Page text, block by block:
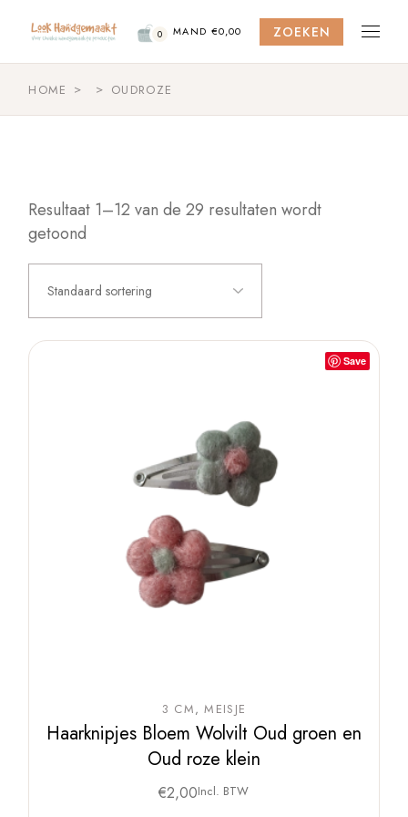
content
0 MAND €0,00 ZOEKEN
HOME OUDROZE
Resultaat 1–12 van de 29 resultaten wordt
getoond
Standaard sortering
Save
3 CM MEISJE
Haarknipjes Bloem Wolvilt Oud groen en
Oud roze klein
€2,00Incl. BTW